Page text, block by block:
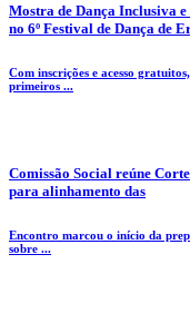
Mostra de Dança Inclusiva
no 6º Festival de Dança de
Com inscrições e acesso
primeiros ...
Comissão Social reúne
para alinhamento das
Encontro marcou o início da
sobre ...